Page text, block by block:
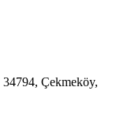
34794, Çekmeköy,